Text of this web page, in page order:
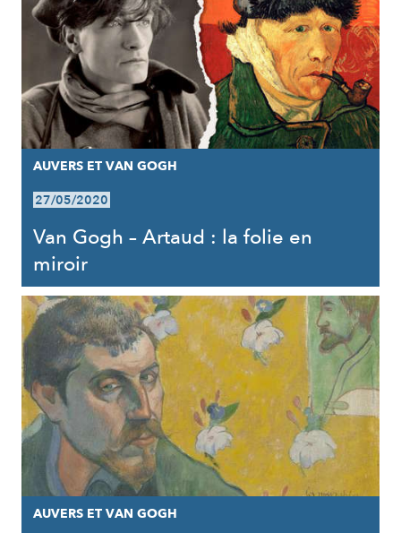
AUVERS ET VAN GOGH
27/05/2020
Van Gogh – Artaud : la folie en
miroir
AUVERS ET VAN GOGH